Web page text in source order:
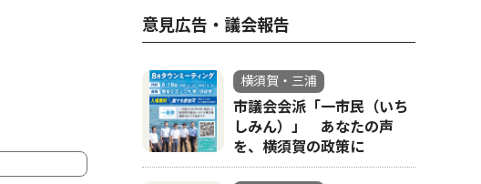
意見広告・議会報告
横須賀・三浦
市議会会派「一市民（いち
しみん）」 あなたの声
を、横須賀の政策に